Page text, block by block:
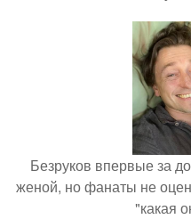
Безруков впервые за
женой, но фанаты не
"какая